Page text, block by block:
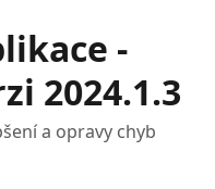
-
2024.1.3
a opravy chyb